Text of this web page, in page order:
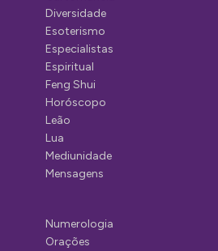
Diversidade
Esoterismo
Especialistas
Espiritual
Feng Shui
Horóscopo
Leão
Lua
Mediunidade
Mensagens
Numerologia
Orações